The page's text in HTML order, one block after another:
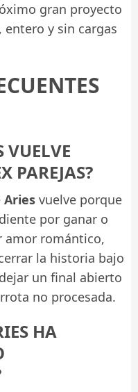
gran proyecto
entero y sin cargas
VUELVE
PAREJAS?
Aries vuelve porque
por ganar o
amor romántico,
la historia bajo
un final abierto
no procesada.
HA